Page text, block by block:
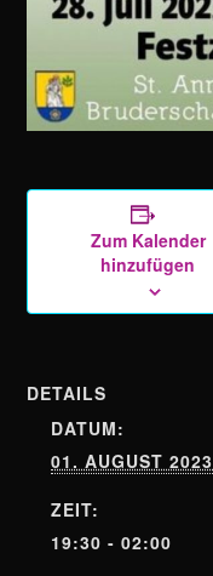
Zum Kalender
hinzufügen
DETAILS
DATUM:
01. AUGUST 2023
ZEIT:
19:30 - 02:00